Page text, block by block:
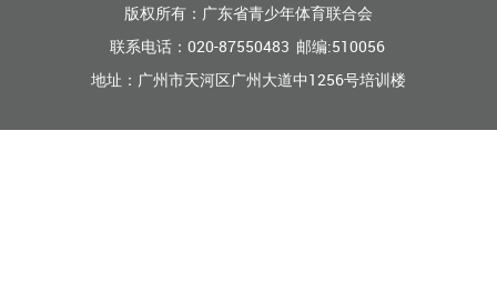
版权所有：广东省青少年体育联合会
联系电话：020-87550483 邮编:510056
地址：广州市天河区广州大道中1256号培训楼